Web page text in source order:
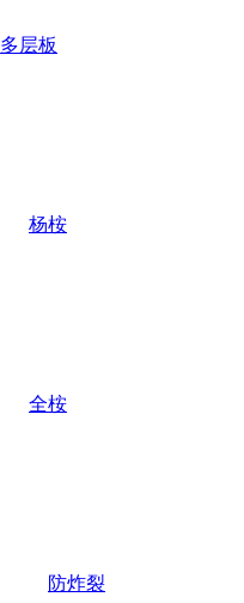
多层板
杨桉
全桉
防炸裂